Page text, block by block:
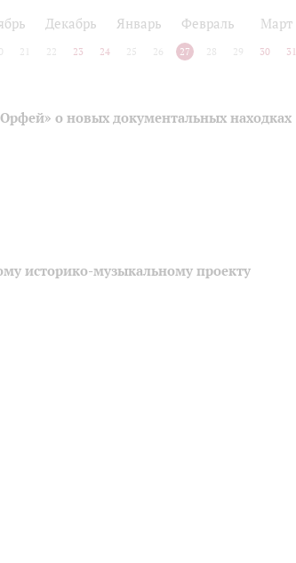
Декабрь Январь Февраль Март
21 22 23 24 25 26 27 28 29 30 31
о новых документальных находках
историко-музыкальному проекту